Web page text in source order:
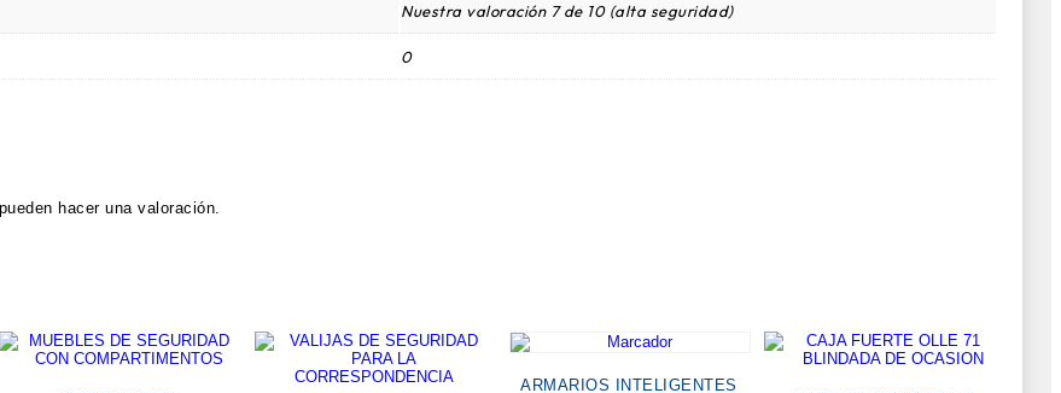
Nuestra valoración 7 de 10 (alta seguridad)
0
hacer una valoración.
ARMARIOS INTELIGENTES